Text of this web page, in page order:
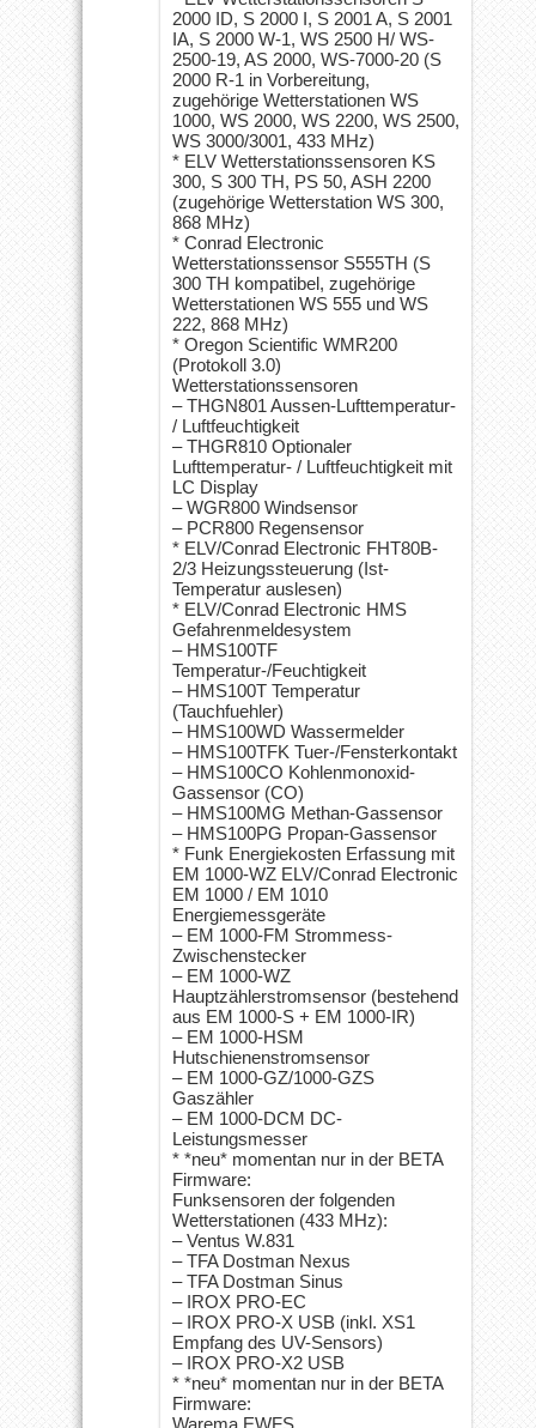
2000 ID, S 2000 I, S 2001 A, S 2001
IA, S 2000 W-1, WS 2500 H/ WS-
2500-19, AS 2000, WS-7000-20 (S
2000 R-1 in Vorbereitung,
zugehörige Wetterstationen WS
1000, WS 2000, WS 2200, WS 2500,
WS 3000/3001, 433 MHz)
* ELV Wetterstationssensoren KS
300, S 300 TH, PS 50, ASH 2200
(zugehörige Wetterstation WS 300,
868 MHz)
* Conrad Electronic
Wetterstationssensor S555TH (S
300 TH kompatibel, zugehörige
Wetterstationen WS 555 und WS
222, 868 MHz)
* Oregon Scientific WMR200
(Protokoll 3.0)
Wetterstationssensoren
– THGN801 Aussen-Lufttemperatur-
/ Luftfeuchtigkeit
– THGR810 Optionaler
Lufttemperatur- / Luftfeuchtigkeit mit
LC Display
– WGR800 Windsensor
– PCR800 Regensensor
* ELV/Conrad Electronic FHT80B-
2/3 Heizungssteuerung (Ist-
Temperatur auslesen)
* ELV/Conrad Electronic HMS
Gefahrenmeldesystem
– HMS100TF
Temperatur-/Feuchtigkeit
– HMS100T Temperatur
(Tauchfuehler)
– HMS100WD Wassermelder
– HMS100TFK Tuer-/Fensterkontakt
– HMS100CO Kohlenmonoxid-
Gassensor (CO)
– HMS100MG Methan-Gassensor
– HMS100PG Propan-Gassensor
* Funk Energiekosten Erfassung mit
EM 1000-WZ ELV/Conrad Electronic
EM 1000 / EM 1010
Energiemessgeräte
– EM 1000-FM Strommess-
Zwischenstecker
– EM 1000-WZ
Hauptzählerstromsensor (bestehend
aus EM 1000-S + EM 1000-IR)
– EM 1000-HSM
Hutschienenstromsensor
– EM 1000-GZ/1000-GZS
Gaszähler
– EM 1000-DCM DC-
Leistungsmesser
* *neu* momentan nur in der BETA
Firmware:
Funksensoren der folgenden
Wetterstationen (433 MHz):
– Ventus W.831
– TFA Dostman Nexus
– TFA Dostman Sinus
– IROX PRO-EC
– IROX PRO-X USB (inkl. XS1
Empfang des UV-Sensors)
– IROX PRO-X2 USB
* *neu* momentan nur in der BETA
Firmware:
Warema EWFS